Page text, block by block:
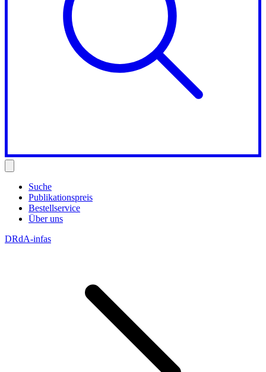
Suche
Publikationspreis
Bestellservice
Über uns
DRdA-infas